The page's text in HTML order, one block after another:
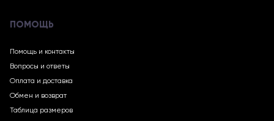
ПОМОЩЬ
Помощь и контакты
Вопросы и ответы
Оплата и доставка
Обмен и возврат
Таблица размеров